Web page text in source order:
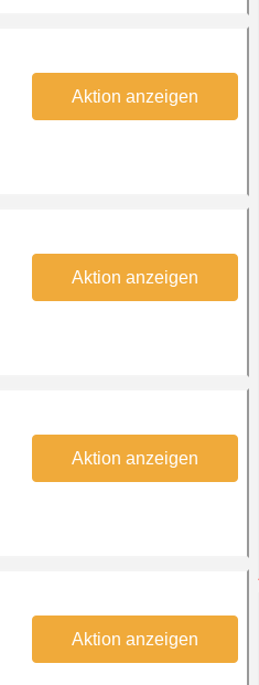
Aktion anzeigen
Aktion anzeigen
Aktion anzeigen
Aktion anzeigen